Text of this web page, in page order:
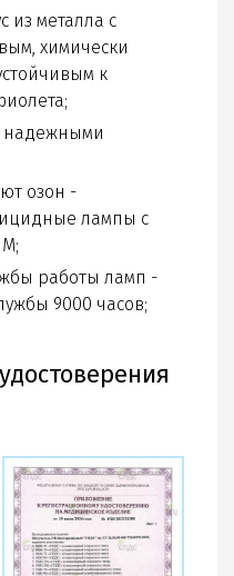
из металла с
химически
к
надежными
озон -
лампы с
работы ламп -
9000 часов;